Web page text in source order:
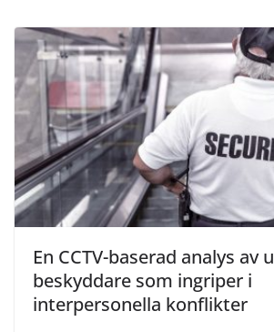
En CCTV-baserad analys av
beskyddare som ingriper i
interpersonella konflikter